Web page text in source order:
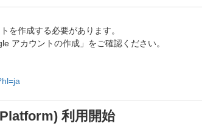
を作成する必要があります。
アカウントの作成」をご確認ください。
利用開始